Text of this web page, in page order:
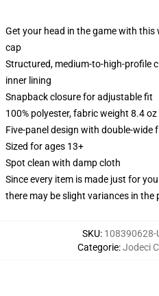
Get your head in the game with
cap
Structured, medium-to-high-profile
inner lining
Snapback closure for adjustable fit
100% polyester, fabric weight 8.4
Five-panel design with double-
Sized for ages 13+
Spot clean with damp cloth
Since every item is made just for
there may be slight variances in the
SKU: 108390628-
Categorie:Jodeci